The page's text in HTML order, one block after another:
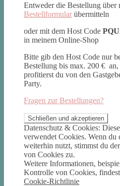
Entweder die Bestellung über
Bestellformular übermitteln
oder mit dem Host Code
in meinem Online-Shop
Bitte gib den Host Code nur
Bestellung bis max. 200 € an,
profitierst du von den
Party.
Fragen zur Bestellungen?
Datenschutz & Cookies:
verwendet Cookies. Wenn du
weiterhin nutzt, stimmst du
von Cookies zu.
Weitere Informationen,
Kontrolle von Cookies,
Cookie-Richtlinie